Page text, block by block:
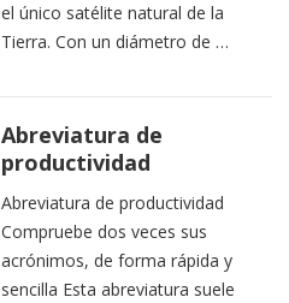
el único satélite natural de la
Tierra. Con un diámetro de …
Abreviatura de
productividad
Abreviatura de productividad
Compruebe dos veces sus
acrónimos, de forma rápida y
sencilla Esta abreviatura suele